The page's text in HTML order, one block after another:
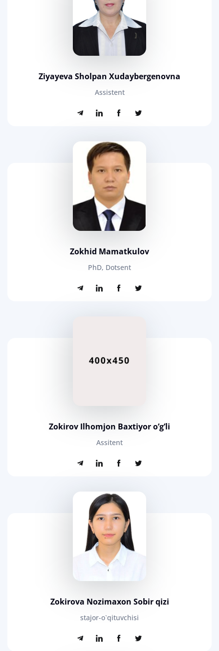
Ziyayeva Sholpan Xudaybergenovna
Assistent
Zokhid Mamatkulov
PhD, Dotsent
Zokirov Ilhomjon Baxtiyor o’g’li
Assitent
Zokirova Nozimaxon Sobir qizi
stajor-o`qituvchisi